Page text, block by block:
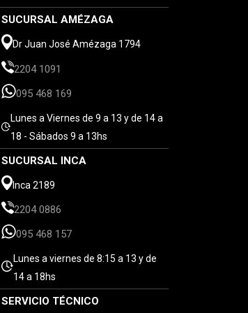
SUCURSAL AMÉZAGA
Dr Juan José Amézaga 1794
2204 1091
095 468 169
Lunes a Viernes de 9 a 13 y de 14 a
18 - Sábados 9 a 13hs
SUCURSAL INCA
Inca 2189
2204 0886
095 468 157
Lunes a viernes de 8:15 a 13 y de
14 a 18hs
SERVICIO TÉCNICO